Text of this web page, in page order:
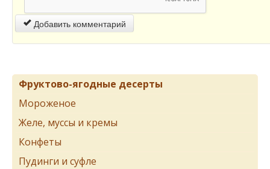
Добавить комментарий
Фруктово-ягодные десерты
Мороженое
Желе, муссы и кремы
Конфеты
Пудинги и суфле